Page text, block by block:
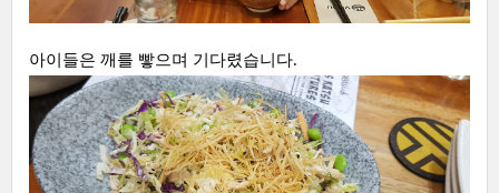
아이들은 깨를 빻으며 기다렸습니다.